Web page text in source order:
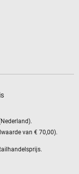
van € 70,00).